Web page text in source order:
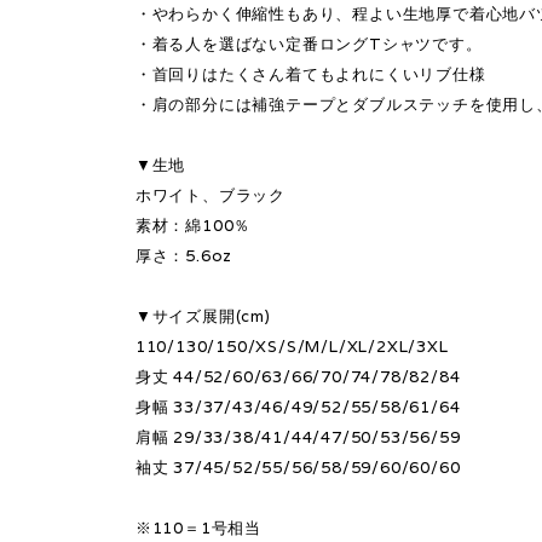
・やわらかく伸縮性もあり、程よい生地厚で着心地バ
・着る人を選ばない定番ロングTシャツです。
・首回りはたくさん着てもよれにくいリブ仕様
・肩の部分には補強テープとダブルステッチを使用し
▼生地
ホワイト、ブラック
素材：綿100％
厚さ：5.6oz
▼サイズ展開(cm)
110/130/150/XS/S/M/L/XL/2XL/3XL
身丈 44/52/60/63/66/70/74/78/82/84
身幅 33/37/43/46/49/52/55/58/61/64
肩幅 29/33/38/41/44/47/50/53/56/59
袖丈 37/45/52/55/56/58/59/60/60/60
※110＝1号相当